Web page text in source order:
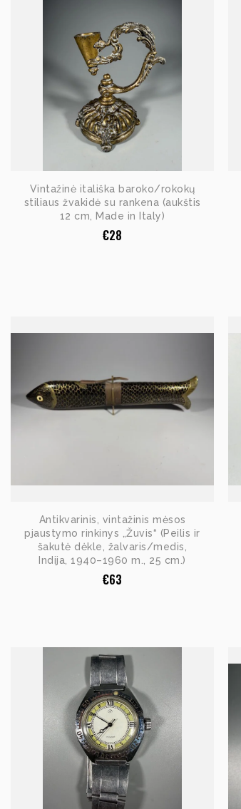
Vintažinė itališka baroko/rokokų
stiliaus žvakidė su rankena (aukštis
12 cm, Made in Italy)
€28
Antikvarinis, vintažinis mėsos
pjaustymo rinkinys „Žuvis“ (Peilis ir
šakutė dėkle, žalvaris/medis,
Indija, 1940–1960 m., 25 cm.)
€63